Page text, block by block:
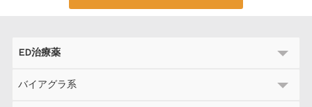
ED治療薬
バイアグラ系